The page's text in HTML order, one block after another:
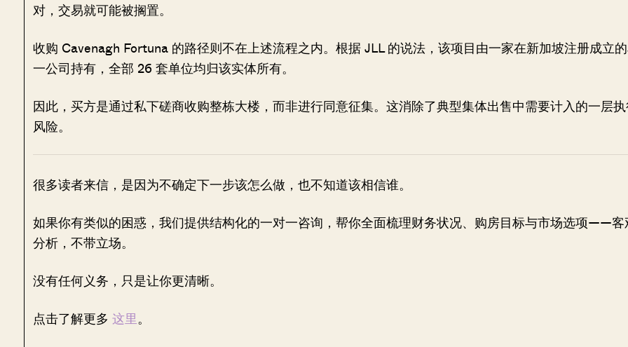
对，交易就可能被搁置。
收购 Cavenagh Fortuna 的路径则不在上述流程之内。根据 JLL 的说法，该项目由一家在新加坡注册成立
一公司持有，全部 26 套单位均归该实体所有。
因此，买方是通过私下磋商收购整栋大楼，而非进行同意征集。这消除了典型集体出售中需要计入的一层
风险。
很多读者来信，是因为不确定下一步该怎么做，也不知道该相信谁。
如果你有类似的困惑，我们提供结构化的一对一咨询，帮你全面梳理财务状况、购房目标与市场选项——客
分析，不带立场。
没有任何义务，只是让你更清晰。
点击了解更多 这里。